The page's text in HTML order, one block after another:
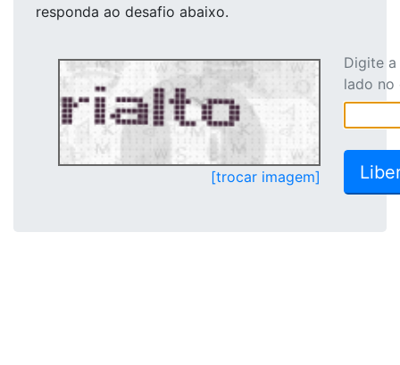
responda ao desafio abaixo.
[trocar imagem]
Digite
lado no